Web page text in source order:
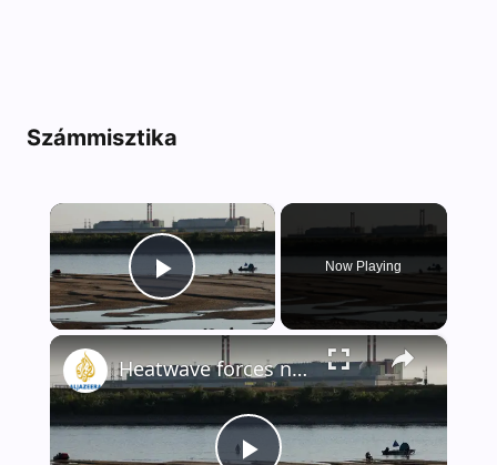
Számmisztika
×
Play Video
Now Playing
×
Heatwave forces nuclear shutdown in Hungary